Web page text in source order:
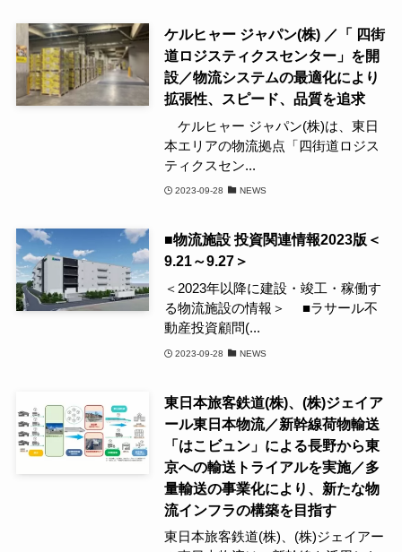
ケルヒャー ジャパン(株) ／「 四街
道ロジスティクスセンター」を開
設／物流システムの最適化により
拡張性、スピード、品質を追求
ケルヒャー ジャパン(株)は、東日
本エリアの物流拠点「四街道ロジス
ティクスセン...
2023-09-28 NEWS
■物流施設 投資関連情報2023版＜
9.21～9.27＞
＜2023年以降に建設・竣工・稼働す
る物流施設の情報＞ ■ラサール不
動産投資顧問(...
2023-09-28 NEWS
東日本旅客鉄道(株)、(株)ジェイア
ール東日本物流／新幹線荷物輸送
「はこビュン」による長野から東
京への輸送トライアルを実施／多
量輸送の事業化により、新たな物
流インフラの構築を目指す
東日本旅客鉄道(株)、(株)ジェイアー